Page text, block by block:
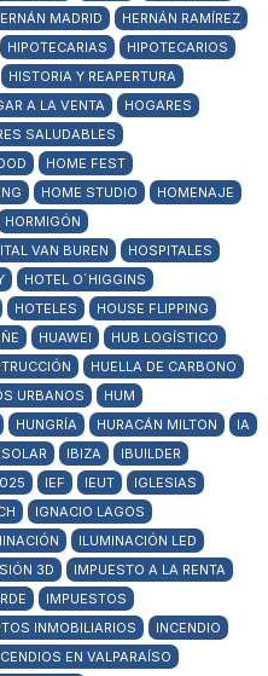
MADRID
HERNÁN RAMÍREZ
HIPOTECARIAS
HIPOTECARIOS
HISTORIA Y REAPERTURA
A LA VENTA
HOGARES
SALUDABLES
HOME FEST
HOME STUDIO
HOMENAJE
HORMIGÓN
VAN BUREN
HOSPITALES
HOTEL O´HIGGINS
HOTELES
HOUSE FLIPPING
HUAWEI
HUB LOGÍSTICO
HUELLA DE CARBONO
URBANOS
HUM
HUNGRÍA HURACÁN MILTON
IA
IBIZA
IBUILDER
IEF IEUT
IGLESIAS
IGNACIO LAGOS
ILUMINACIÓN LED
3D
IMPUESTO A LA RENTA
IMPUESTOS
INMOBILIARIOS
INCENDIO
EN VALPARAÍSO